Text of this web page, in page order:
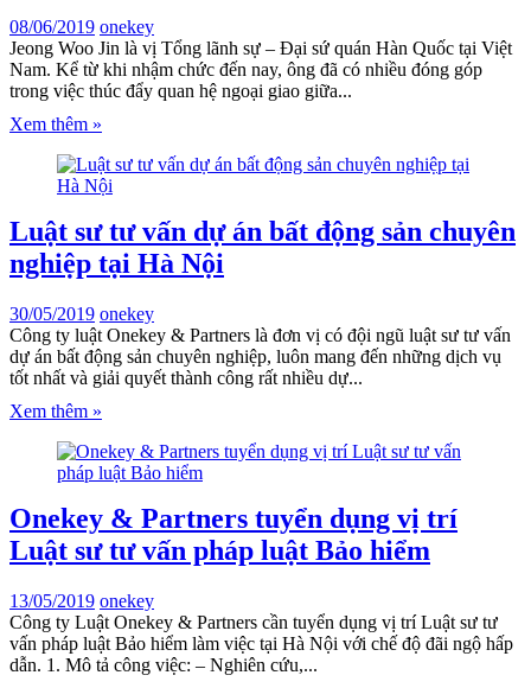
08/06/2019 onekey
Jeong Woo Jin là vị Tổng lãnh sự – Đại sứ quán Hàn Quốc tại Việt
Nam. Kể từ khi nhậm chức đến nay, ông đã có nhiều đóng góp
trong việc thúc đẩy quan hệ ngoại giao giữa...
Xem thêm »
Luật sư tư vấn dự án bất động sản chuyên
nghiệp tại Hà Nội
30/05/2019 onekey
Công ty luật Onekey & Partners là đơn vị có đội ngũ luật sư tư vấn
dự án bất động sản chuyên nghiệp, luôn mang đến những dịch vụ
tốt nhất và giải quyết thành công rất nhiều dự...
Xem thêm »
Onekey & Partners tuyển dụng vị trí
Luật sư tư vấn pháp luật Bảo hiểm
13/05/2019 onekey
Công ty Luật Onekey & Partners cần tuyển dụng vị trí Luật sư tư
vấn pháp luật Bảo hiểm làm việc tại Hà Nội với chế độ đãi ngộ hấp
dẫn. 1. Mô tả công việc: – Nghiên cứu,...